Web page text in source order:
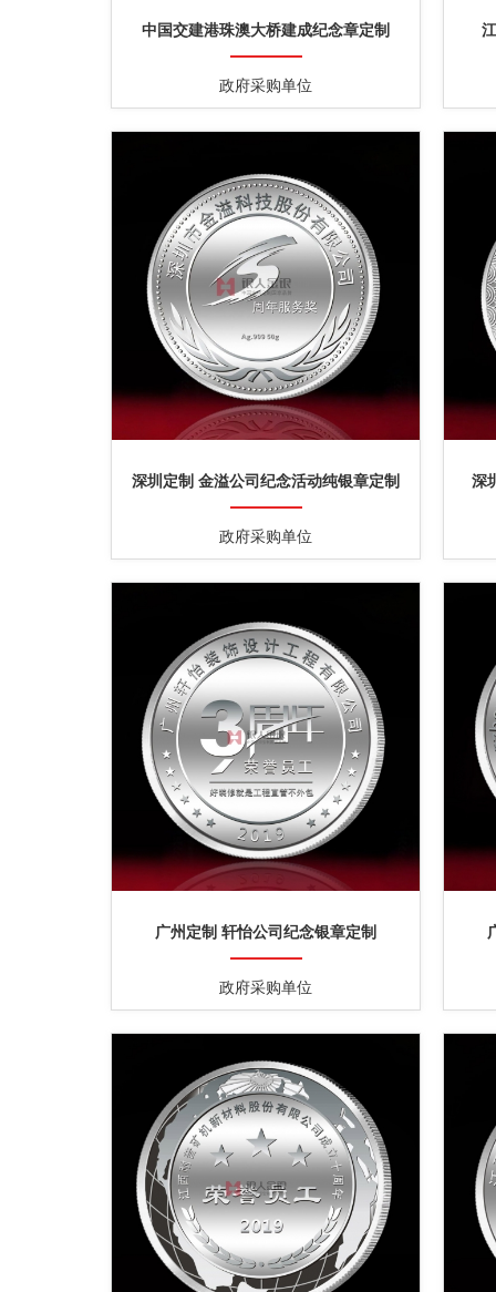
中国交建港珠澳大桥建成纪念章定制
政府采购单位
深圳定制 金溢公司纪念活动纯银章定制
政府采购单位
深
广州定制 轩怡公司纪念银章定制
政府采购单位